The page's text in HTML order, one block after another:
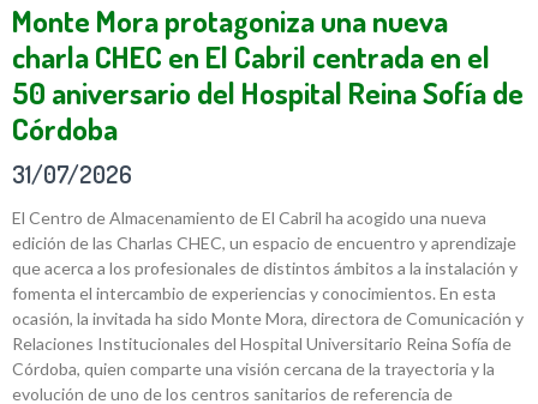
Monte Mora protagoniza una nueva
charla CHEC en El Cabril centrada en el
50 aniversario del Hospital Reina Sofía de
Córdoba
31/07/2026
El Centro de Almacenamiento de El Cabril ha acogido una nueva
edición de las Charlas CHEC, un espacio de encuentro y aprendizaje
que acerca a los profesionales de distintos ámbitos a la instalación y
fomenta el intercambio de experiencias y conocimientos. En esta
ocasión, la invitada ha sido Monte Mora, directora de Comunicación y
Relaciones Institucionales del Hospital Universitario Reina Sofía de
Córdoba, quien comparte una visión cercana de la trayectoria y la
evolución de uno de los centros sanitarios de referencia de